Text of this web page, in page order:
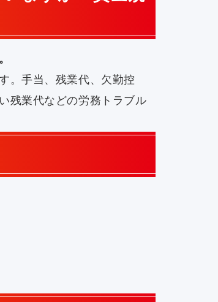
。手当、残業代、欠勤控
残業代などの労務トラブル